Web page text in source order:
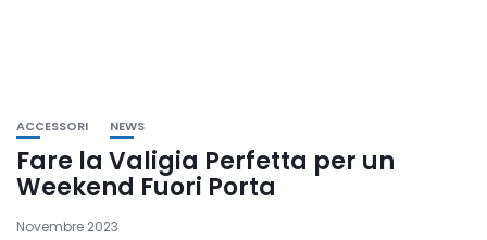
ACCESSORI NEWS
Fare la Valigia Perfetta per un
Weekend Fuori Porta
Novembre 2023